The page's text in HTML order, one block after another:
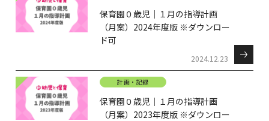
保育園０歳児｜１月の指導計画
（月案）2024年度版 ※ダウンロー
ド可
2024.12.23
計画・記録
保育園０歳児｜１月の指導計画
（月案）2023年度版 ※ダウンロー